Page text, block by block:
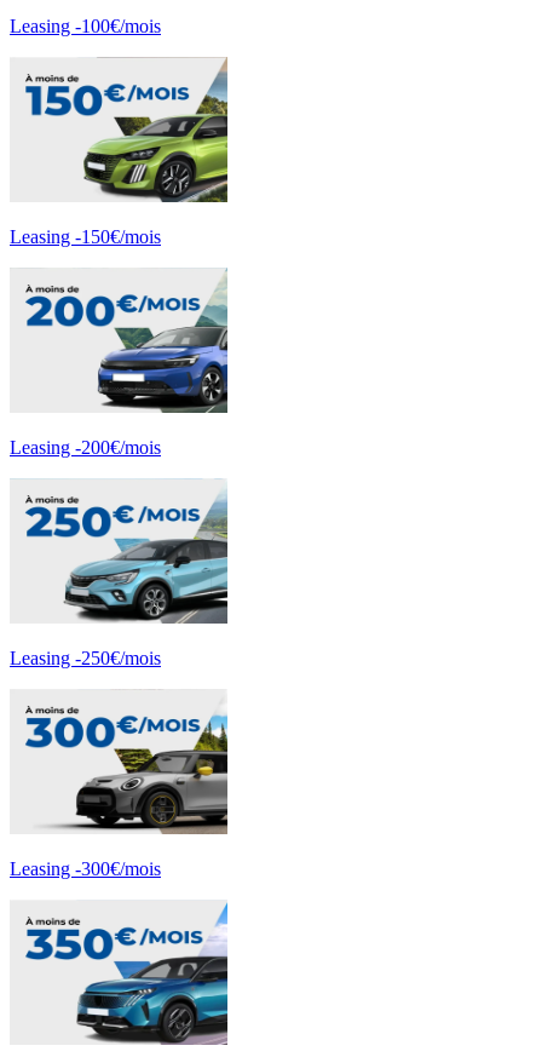
Leasing -100€/mois
Leasing -150€/mois
Leasing -200€/mois
Leasing -250€/mois
Leasing -300€/mois